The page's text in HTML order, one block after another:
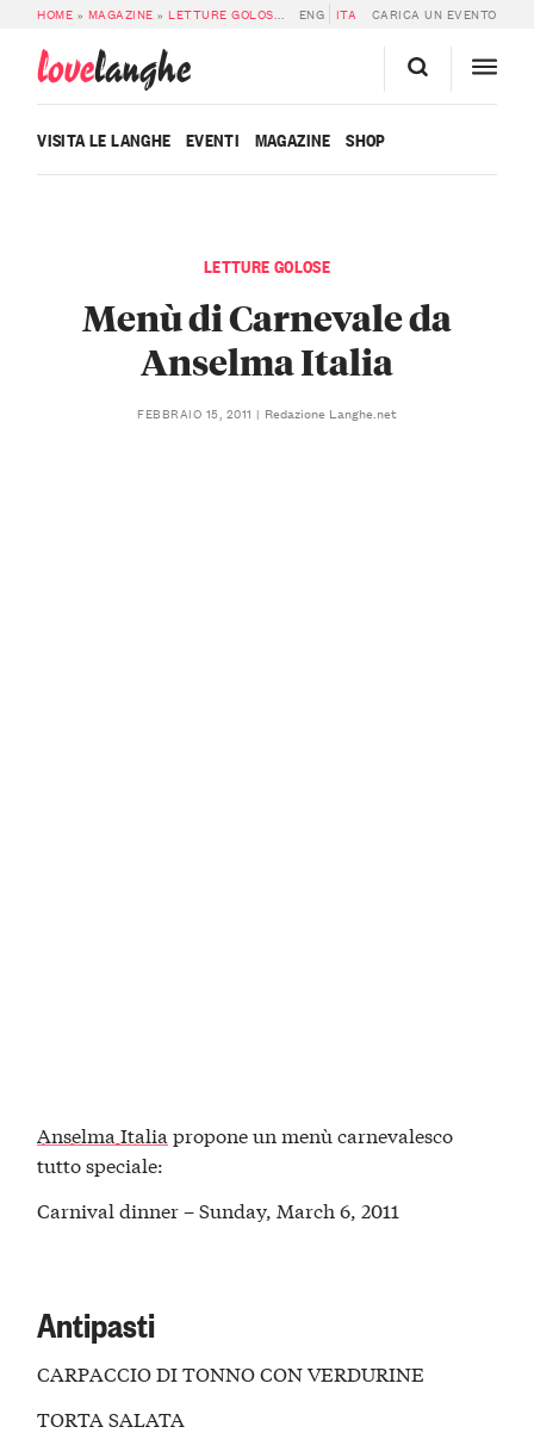
HOME » MAGAZINE »LETTURE GOLOSE » MENÙ DI CARNEVALE DA ANSELMA
ENG ITA CARICA UN EVENTO
lovelanghe
VISITA LE LANGHE EVENTI MAGAZINE SHOP
LETTURE GOLOSE
Menù di Carnevale da
Anselma Italia
FEBBRAIO 15, 2011 Redazione Langhe.net
Anselma Italia propone un menù carnevalesco
tutto speciale:
Carnival dinner – Sunday, March 6, 2011
Antipasti
CARPACCIO DI TONNO CON VERDURINE
TORTA SALATA